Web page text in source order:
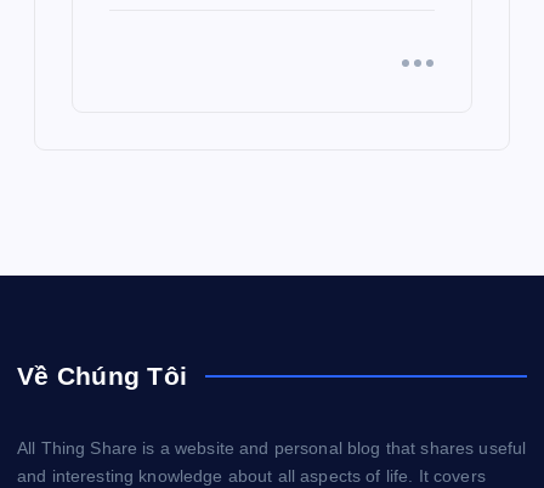
Về Chúng Tôi
All Thing Share is a website and personal blog that shares useful
and interesting knowledge about all aspects of life. It covers